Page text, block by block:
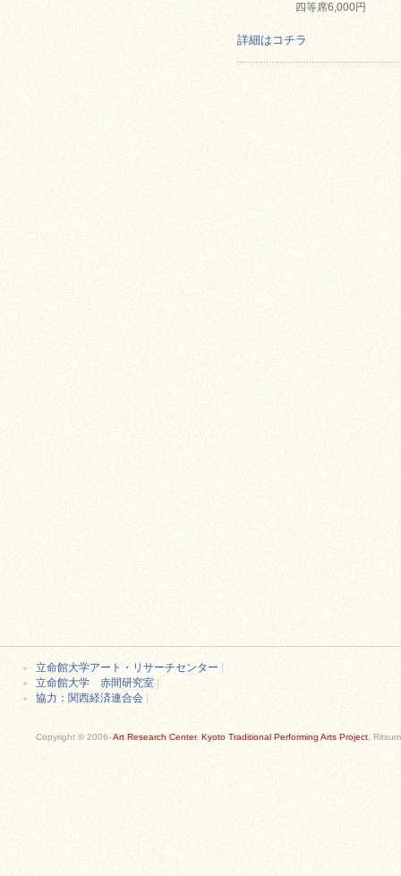
四等席6,000円
詳細はコチラ
立命館大学アート・リサーチセンター
立命館大学 赤間研究室
協力：関西経済連合会
Copyright © 2006-Art Research Center, Kyoto Traditional Performing Arts Project ,